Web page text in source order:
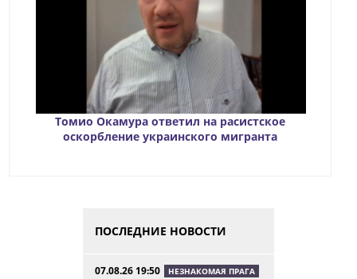
Томио Окамура ответил на расистское
оскорбление украинского мигранта
ПОСЛЕДНИЕ НОВОСТИ
07.08.26 19:50 НЕЗНАКОМАЯ ПРАГА